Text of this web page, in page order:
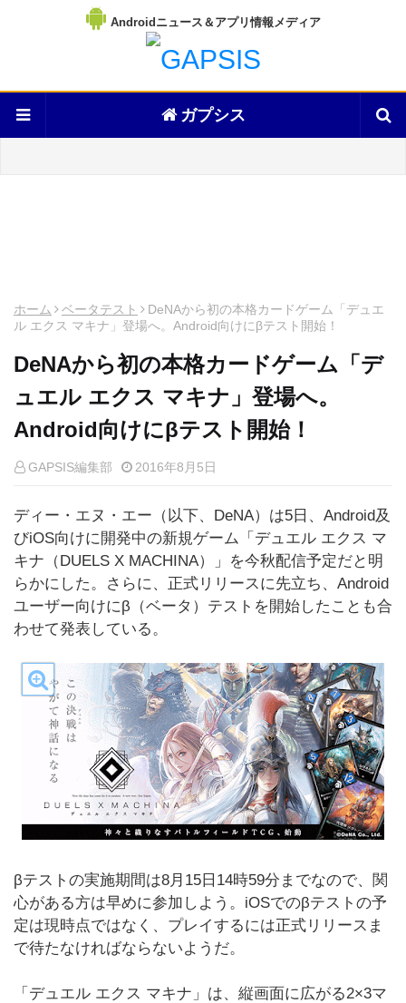
Androidニュース＆アプリ情報メディア
ガプシス
ホーム ベータテスト
DeNAから初の本格カードゲーム「デュエ
ル エクス マキナ」登場へ。Android向けにβテスト開始！
DeNAから初の本格カードゲーム「デ
ュエル エクス マキナ」登場へ。
Android向けにβテスト開始！
GAPSIS編集部 2016年8月5日
ディー・エヌ・エー（以下、DeNA）は5日、Android及
びiOS向けに開発中の新規ゲーム「デュエル エクス マ
キナ（DUELS X MACHINA）」を今秋配信予定だと明
らかにした。さらに、正式リリースに先立ち、Android
ユーザー向けにβ（ベータ）テストを開始したことも合
わせて発表している。
βテストの実施期間は8月15日14時59分までなので、関
心がある方は早めに参加しよう。iOSでのβテストの予
定は現時点ではなく、プレイするには正式リリースま
で待たなければならないようだ。
「デュエル エクス マキナ」は、縦画面に広がる2×3マ